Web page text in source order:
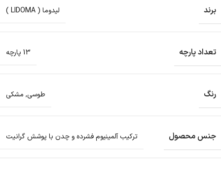
برند
لیدوما ( LIDOMA )
تعداد پارچه 13 پارچه
رنگ طوسی, مشکی
جنس محصول ترکیب آلمینیوم فشرده و چدن با پوشش گرانیت